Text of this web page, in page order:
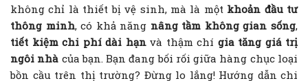
không chỉ là thiết bị vệ sinh, mà là một khoản đầu tư
thông minh, có khả năng nâng tầm không gian sống,
tiết kiệm chi phí dài hạnvà thậm chí gia tăng giá trị
ngôi nhà của bạn. Bạn đang bối rối giữa hàng chục loại
bồn cầu trên thị trường? Đừng lo lắng! Hướng dẫn chi